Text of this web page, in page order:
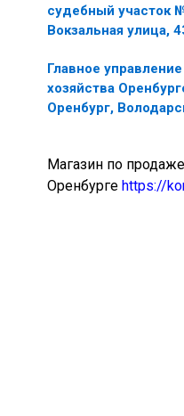
судебный участок
Вокзальная улица,
Главное
хозяйства
Оренбург,
Магазин по
Оренбурге https://